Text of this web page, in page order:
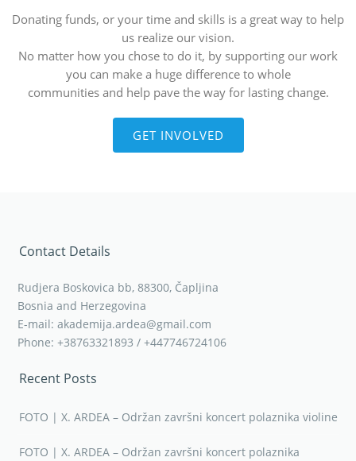
Donating funds, or your time and skills is a great way to help
us realize our vision.
No matter how you chose to do it, by supporting our work
you can make a huge difference to whole
communities and help pave the way for lasting change.
GET INVOLVED
Contact Details
Rudjera Boskovica bb, 88300, Čapljina
Bosnia and Herzegovina
E-mail: akademija.ardea@gmail.com
Phone: +38763321893 / +447746724106
Recent Posts
FOTO | X. ARDEA – Održan završni koncert polaznika violine
FOTO | X. ARDEA – Održan završni koncert polaznika